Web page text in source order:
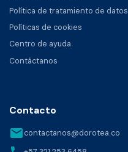
Política de tratamiento de datos
Políticas de cookies
Centro de ayuda
Contáctanos
Contacto
emailcontactanos@dorotea.co